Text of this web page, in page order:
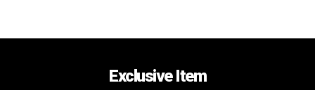
Exclusive Item